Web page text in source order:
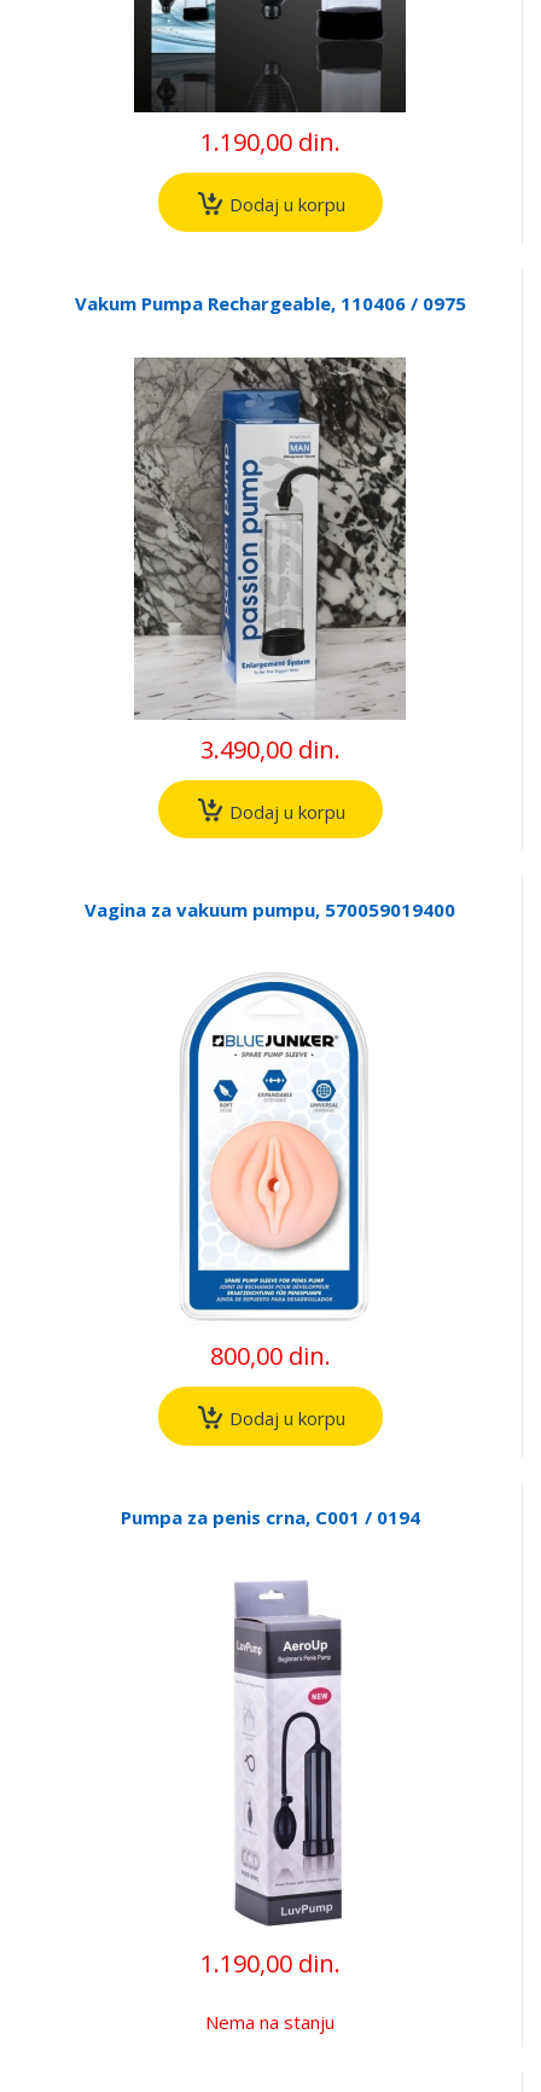
1.190,00 din.
Dodaj u korpu
Vakum Pumpa Rechargeable, 110406 / 0975
3.490,00 din.
Dodaj u korpu
Vagina za vakuum pumpu, 570059019400
800,00 din.
Dodaj u korpu
Pumpa za penis crna, C001 / 0194
1.190,00 din.
Nema na stanju